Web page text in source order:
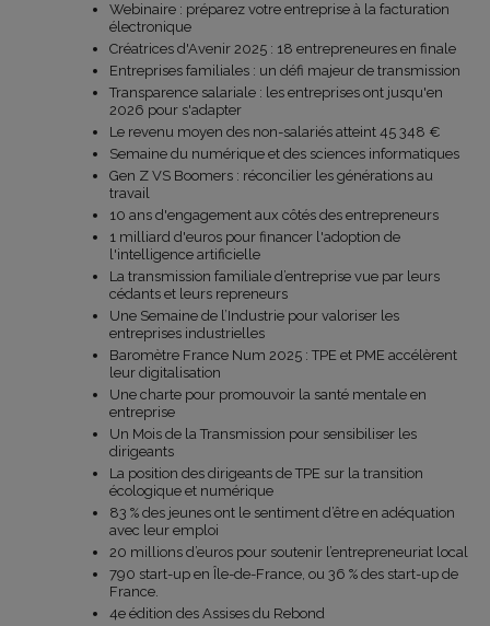
Webinaire : préparez votre entreprise à la facturation
électronique
Créatrices d'Avenir 2025 : 18 entrepreneures en finale
Entreprises familiales : un défi majeur de transmission
Transparence salariale : les entreprises ont jusqu'en
2026 pour s'adapter
Le revenu moyen des non-salariés atteint 45 348 €
Semaine du numérique et des sciences informatiques
Gen Z VS Boomers : réconcilier les générations au
travail
10 ans d'engagement aux côtés des entrepreneurs
1 milliard d'euros pour financer l'adoption de
l'intelligence artificielle
La transmission familiale d’entreprise vue par leurs
cédants et leurs repreneurs
Une Semaine de l’Industrie pour valoriser les
entreprises industrielles
Baromètre France Num 2025 : TPE et PME accélèrent
leur digitalisation
Une charte pour promouvoir la santé mentale en
entreprise
Un Mois de la Transmission pour sensibiliser les
dirigeants
La position des dirigeants de TPE sur la transition
écologique et numérique
83 % des jeunes ont le sentiment d’être en adéquation
avec leur emploi
20 millions d’euros pour soutenir l’entrepreneuriat local
790 start-up en Île-de-France, ou 36 % des start-up de
France.
4e édition des Assises du Rebond